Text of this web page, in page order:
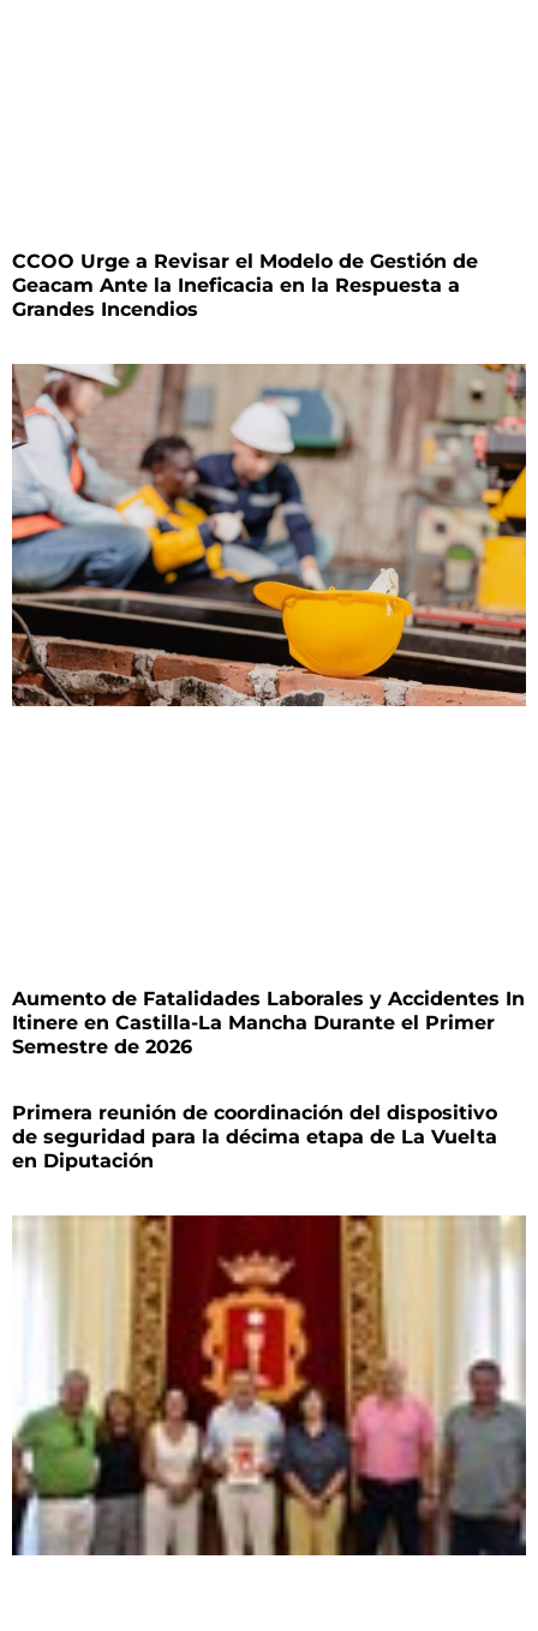
CCOO Urge a Revisar el Modelo de Gestión de
Geacam Ante la Ineficacia en la Respuesta a
Grandes Incendios
Aumento de Fatalidades Laborales y Accidentes In
Itinere en Castilla-La Mancha Durante el Primer
Semestre de 2026
Primera reunión de coordinación del dispositivo
de seguridad para la décima etapa de La Vuelta
en Diputación